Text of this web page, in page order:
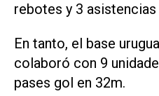
rebotes y 3 asistencias
En tanto, el base
colaboró con 9
pases gol en 32m.